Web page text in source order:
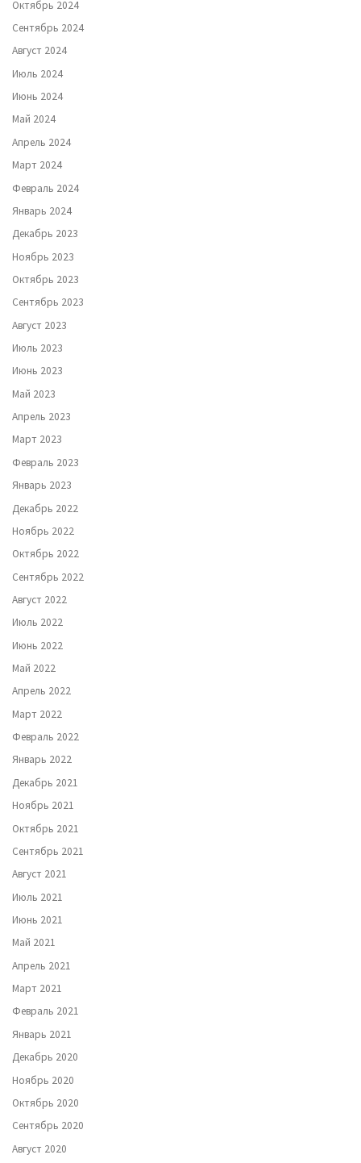
Октябрь 2024
Сентябрь 2024
Август 2024
Июль 2024
Июнь 2024
Май 2024
Апрель 2024
Март 2024
Февраль 2024
Январь 2024
Декабрь 2023
Ноябрь 2023
Октябрь 2023
Сентябрь 2023
Август 2023
Июль 2023
Июнь 2023
Май 2023
Апрель 2023
Март 2023
Февраль 2023
Январь 2023
Декабрь 2022
Ноябрь 2022
Октябрь 2022
Сентябрь 2022
Август 2022
Июль 2022
Июнь 2022
Май 2022
Апрель 2022
Март 2022
Февраль 2022
Январь 2022
Декабрь 2021
Ноябрь 2021
Октябрь 2021
Сентябрь 2021
Август 2021
Июль 2021
Июнь 2021
Май 2021
Апрель 2021
Март 2021
Февраль 2021
Январь 2021
Декабрь 2020
Ноябрь 2020
Октябрь 2020
Сентябрь 2020
Август 2020